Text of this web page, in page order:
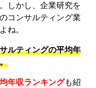
しかし、企業研究を
コンサルティング業
ね。
ルティングの平均年
年収ランキングも紹